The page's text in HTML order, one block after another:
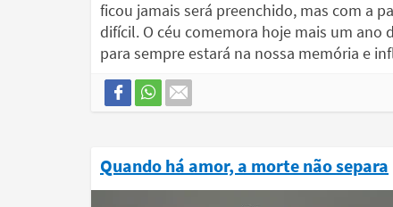
ficou jamais será preenchido, mas com a
difícil. O céu comemora hoje mais um ano
para sempre estará na nossa memória e
Quando há amor, a morte não separa